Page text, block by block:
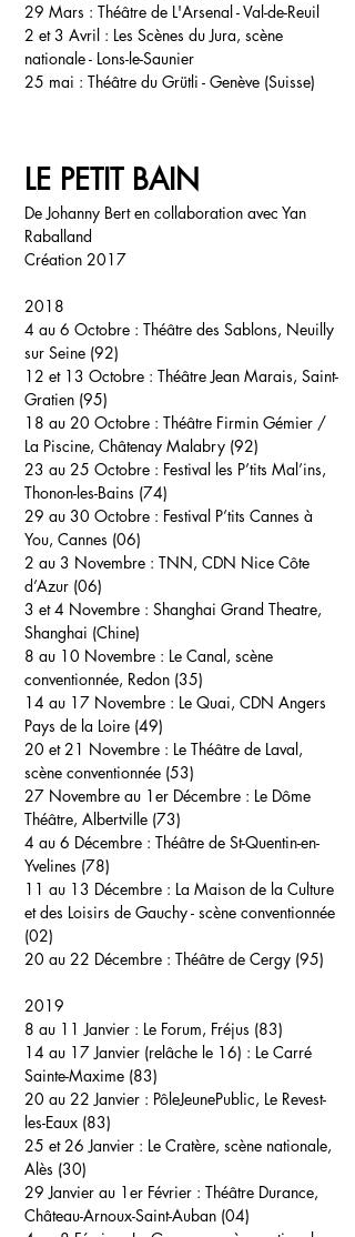
29 Mars : Théâtre de L'Arsenal - Val-de-Reuil
2 et 3 Avril : Les Scènes du Jura, scène
nationale - Lons-le-Saunier
25 mai : Théâtre du Grütli - Genève (Suisse)
LE PETIT BAIN
De Johanny Bert en collaboration avec Yan
Raballand
Création 2017
2018
4 au 6 Octobre : Théâtre des Sablons, Neuilly
sur Seine (92)
12 et 13 Octobre : Théâtre Jean Marais, Saint-
Gratien (95)
18 au 20 Octobre : Théâtre Firmin Gémier /
La Piscine, Châtenay Malabry (92)
23 au 25 Octobre : Festival les P’tits Mal’ins,
Thonon-les-Bains (74)
29 au 30 Octobre : Festival P’tits Cannes à
You, Cannes (06)
2 au 3 Novembre : TNN, CDN Nice Côte
d’Azur (06)
3 et 4 Novembre : Shanghai Grand Theatre,
Shanghai (Chine)
8 au 10 Novembre : Le Canal, scène
conventionnée, Redon (35)
14 au 17 Novembre : Le Quai, CDN Angers
Pays de la Loire (49)
20 et 21 Novembre : Le Théâtre de Laval,
scène conventionnée (53)
27 Novembre au 1er Décembre : Le Dôme
Théâtre, Albertville (73)
4 au 6 Décembre : Théâtre de St-Quentin-en-
Yvelines (78)
11 au 13 Décembre : La Maison de la Culture
et des Loisirs de Gauchy - scène conventionnée
(02)
20 au 22 Décembre : Théâtre de Cergy (95)
2019
8 au 11 Janvier : Le Forum, Fréjus (83)
14 au 17 Janvier (relâche le 16) : Le Carré
Sainte-Maxime (83)
20 au 22 Janvier : PôleJeunePublic, Le Revest-
les-Eaux (83)
25 et 26 Janvier : Le Cratère, scène nationale,
Alès (30)
29 Janvier au 1er Février : Théâtre Durance,
Château-Arnoux-Saint-Auban (04)